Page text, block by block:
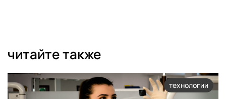
читайте также
технологии